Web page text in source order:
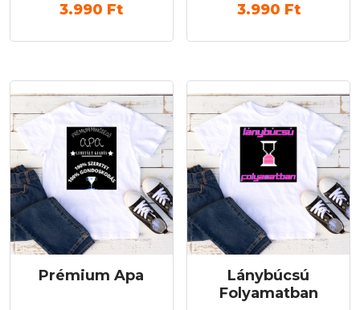
3.990 Ft 3.990 Ft
Prémium Apa
Lánybúcsú
Folyamatban